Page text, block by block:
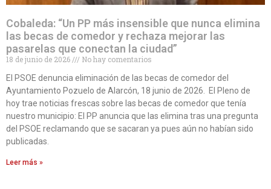
Cobaleda: “Un PP más insensible que nunca elimina
las becas de comedor y rechaza mejorar las
pasarelas que conectan la ciudad”
18 de junio de 2026
No hay comentarios
El PSOE denuncia eliminación de las becas de comedor del
Ayuntamiento Pozuelo de Alarcón, 18 junio de 2026. El Pleno de
hoy trae noticias frescas sobre las becas de comedor que tenía
nuestro municipio: El PP anuncia que las elimina tras una pregunta
del PSOE reclamando que se sacaran ya pues aún no habían sido
publicadas.
Leer más »